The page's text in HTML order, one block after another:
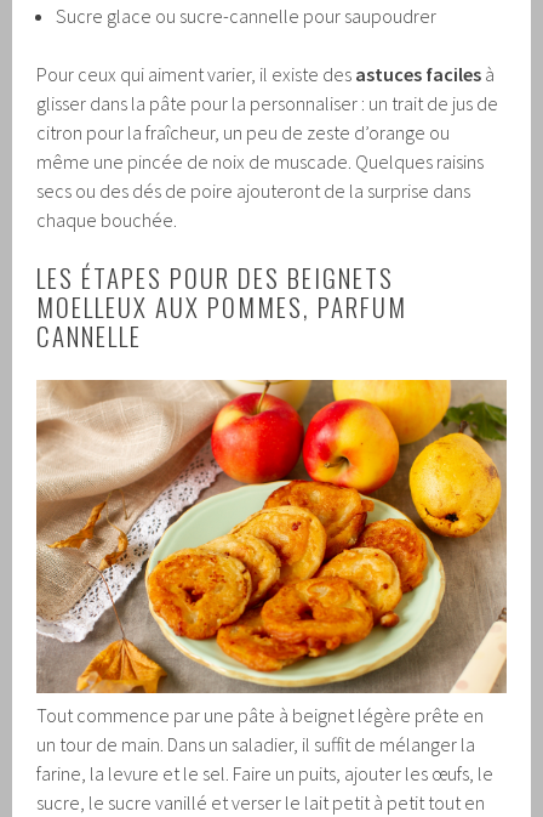
Sucre glace ou sucre-cannelle pour saupoudrer
Pour ceux qui aiment varier, il existe des astuces faciles à
glisser dans la pâte pour la personnaliser : un trait de jus de
citron pour la fraîcheur, un peu de zeste d’orange ou
même une pincée de noix de muscade. Quelques raisins
secs ou des dés de poire ajouteront de la surprise dans
chaque bouchée.
LES ÉTAPES POUR DES BEIGNETS
MOELLEUX AUX POMMES, PARFUM
CANNELLE
Tout commence par une pâte à beignet légère prête en
un tour de main. Dans un saladier, il suffit de mélanger la
farine, la levure et le sel. Faire un puits, ajouter les œufs, le
sucre, le sucre vanillé et verser le lait petit à petit tout en